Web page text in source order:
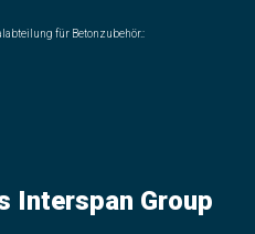
für Betonzubehör.:
Interspan Group